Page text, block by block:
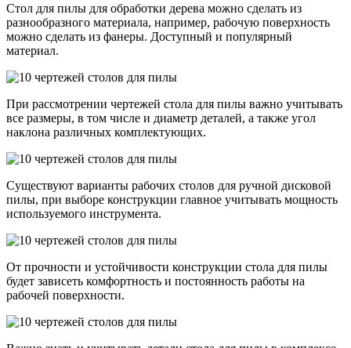
Стол для пилы для обработки дерева можно сделать из
разнообразного материала, например, рабочую поверхность
можно сделать из фанеры. Доступный и популярный
материал.
При рассмотрении чертежей стола для пилы важно учитывать
все размеры, в том числе и диаметр деталей, а также угол
наклона различных комплектующих.
Существуют варианты рабочих столов для ручной дисковой
пилы, при выборе конструкции главное учитывать мощность
используемого инструмента.
От прочности и устойчивости конструкции стола для пилы
будет зависеть комфортность и постоянность работы на
рабочей поверхности.